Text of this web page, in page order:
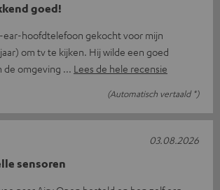
goed!
ear-hoofdtelefoon gekocht voor mijn
om tv te kijken. Hij wilde een goed
de omgeving
Lees de hele recensie
(Automatisch vertaald *)
sensoren
03.08.2026